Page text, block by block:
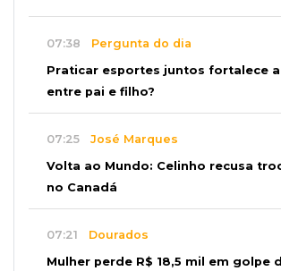
07:38 Pergunta do dia
Praticar esportes juntos fortalece
entre pai e filho?
07:25 José Marques
Volta ao Mundo: Celinho recusa
no Canadá
07:21 Dourados
Mulher perde R$ 18,5 mil em golpe